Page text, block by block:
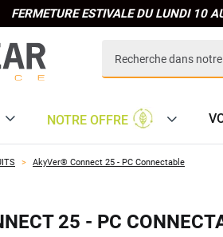
FERMETURE ESTIVALE DU LUNDI 10
NOTRE OFFRE
AkyVer® Connect 25 - PC Connectable
25 - PC